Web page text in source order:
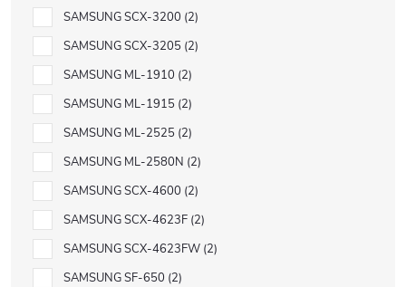
SAMSUNG SCX-3200 2
SAMSUNG SCX-3205 2
SAMSUNG ML-1910 2
SAMSUNG ML-1915 2
SAMSUNG ML-2525 2
SAMSUNG ML-2580N 2
SAMSUNG SCX-4600 2
SAMSUNG SCX-4623F 2
SAMSUNG SCX-4623FW 2
SAMSUNG SF-650 2